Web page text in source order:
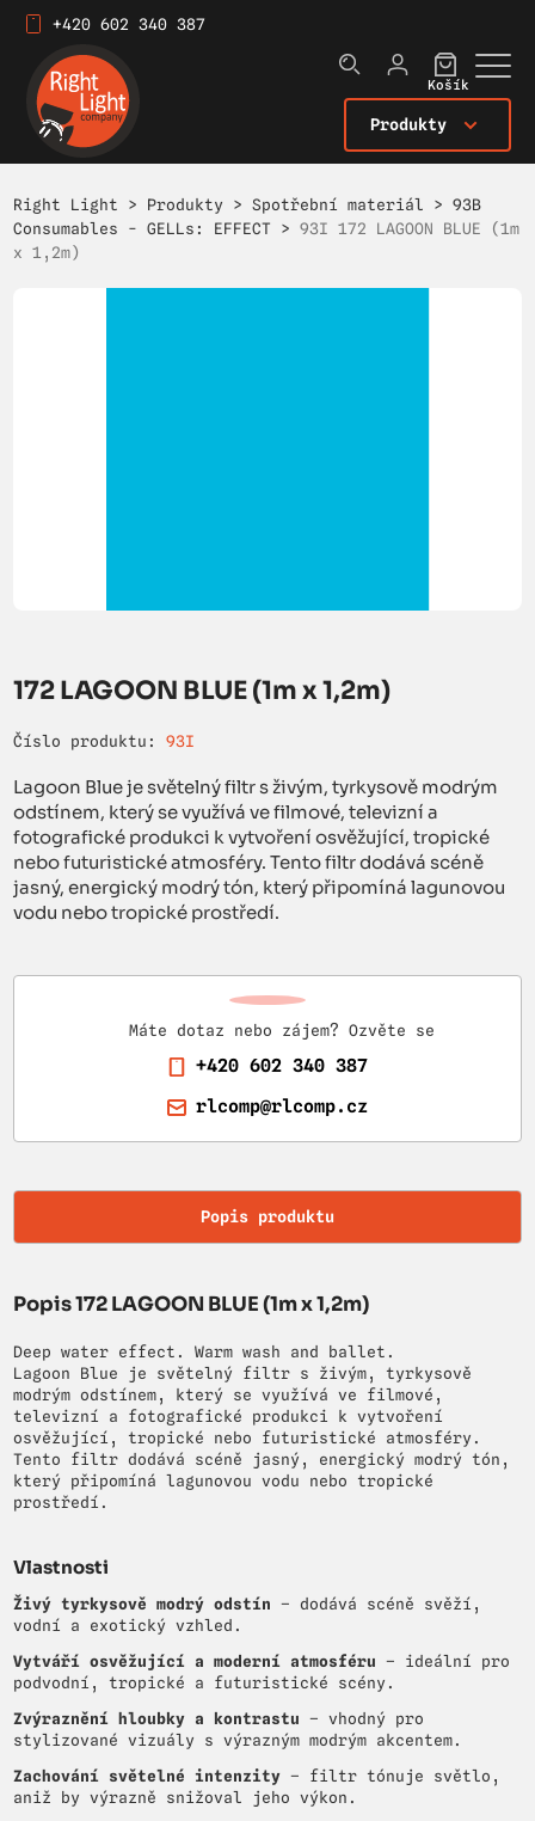
+420 602 340 387
Produkty
Košík
Right Light > Produkty >Spotřební materiál >93B
Consumables - GELLs: EFFECT >93I 172 LAGOON BLUE (1m
x 1,2m)
172 LAGOON BLUE (1m x 1,2m)
Číslo produktu: 93I
Lagoon Blue je světelný filtr s živým, tyrkysově modrým
odstínem, který se využívá ve filmové, televizní a
fotografické produkci k vytvoření osvěžující, tropické
nebo futuristické atmosféry. Tento filtr dodává scéně
jasný, energický modrý tón, který připomíná lagunovou
vodu nebo tropické prostředí.
Máte dotaz nebo zájem? Ozvěte se
+420 602 340 387
rlcomp@rlcomp.cz
Popis produktu
Popis 172 LAGOON BLUE (1m x 1,2m)
Deep water effect. Warm wash and ballet.
Lagoon Blue je světelný filtr s živým, tyrkysově
modrým odstínem, který se využívá ve filmové,
televizní a fotografické produkci k vytvoření
osvěžující, tropické nebo futuristické atmosféry.
Tento filtr dodává scéně jasný, energický modrý tón,
který připomíná lagunovou vodu nebo tropické
prostředí.
Vlastnosti
Živý tyrkysově modrý odstín – dodává scéně svěží,
vodní a exotický vzhled.
Vytváří osvěžující a moderní atmosféru – ideální pro
podvodní, tropické a futuristické scény.
Zvýraznění hloubky a kontrastu – vhodný pro
stylizované vizuály s výrazným modrým akcentem.
Zachování světelné intenzity – filtr tónuje světlo,
aniž by výrazně snižoval jeho výkon.